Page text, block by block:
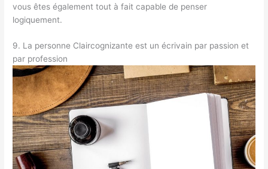
vous êtes également tout à fait capable de penser
logiquement.
9. La personne Claircognizante est un écrivain par passion et
par profession